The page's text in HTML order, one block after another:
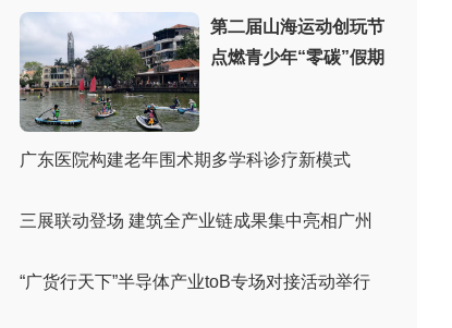
第二届山海运动创玩节
点燃青少年“零碳”假期
广东医院构建老年围术期多学科诊疗新模式
三展联动登场 建筑全产业链成果集中亮相广州
“广货行天下”半导体产业toB专场对接活动举行